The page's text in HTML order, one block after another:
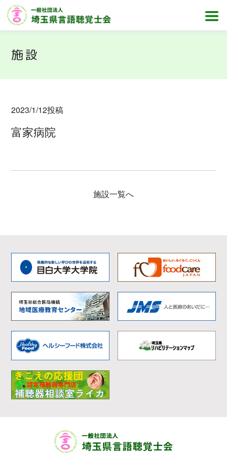
施設
2023/1/12投稿
富家病院
施設一覧へ